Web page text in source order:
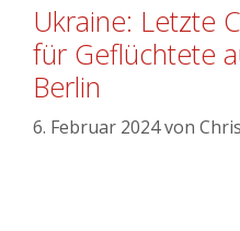
Ukraine: Letzte
für Geflüchtete
Berlin
6. Februar 2024von Chris